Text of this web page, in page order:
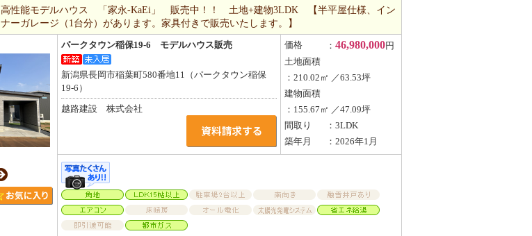
高性能モデルハウス 「家永-KaEi」 販売中！！ 土地+建物3LDK 【半平屋仕様、イン
ナーガレージ（1台分）があります。家具付きで販売いたします。】
パークタウン稲保19-6 モデルハウス販売
新潟県長岡市稲葉町580番地11（パークタウン稲保
19-6）
越路建設 株式会社
価格 ：46,980,000円
土地面積
：210.02㎡ ／63.53坪
建物面積
：155.67㎡ ／47.09坪
間取り
：3LDK
築年月
：2026年1月